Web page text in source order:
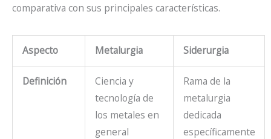
comparativa con sus principales características.
Aspecto Metalurgia Siderurgia
Definición
Ciencia y
tecnología de
los metales en
general
Rama de la
metalurgia
dedicada
específicamente